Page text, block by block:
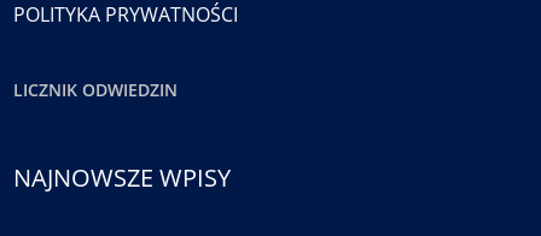
POLITYKA PRYWATNOŚCI
LICZNIK ODWIEDZIN
NAJNOWSZE WPISY